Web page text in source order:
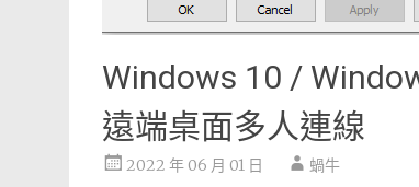
Windows 10 /
遠端桌面多人連線
2022 年 06 月 01 日 蝸牛